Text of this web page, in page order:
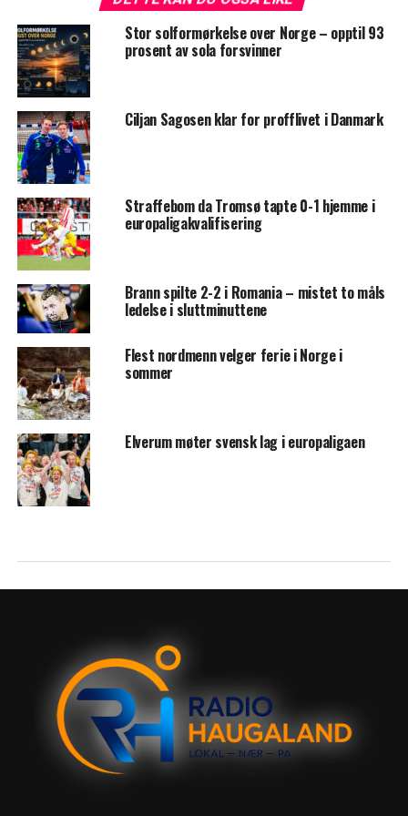
Stor solformørkelse over Norge – opptil 93
prosent av sola forsvinner
Ciljan Sagosen klar for profflivet i Danmark
Straffebom da Tromsø tapte 0-1 hjemme i
europaligakvalifisering
Brann spilte 2-2 i Romania – mistet to måls
ledelse i sluttminuttene
Flest nordmenn velger ferie i Norge i
sommer
Elverum møter svensk lag i europaligaen